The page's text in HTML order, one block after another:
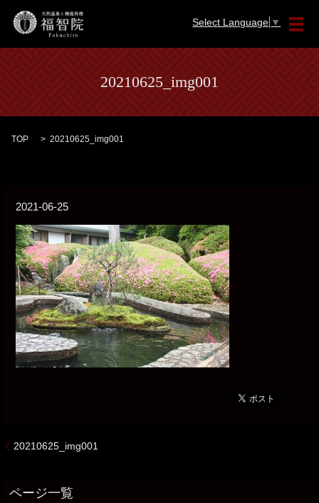
メ
Select Language ▼
20210625_img001
TOP 20210625_img001
2021-06-25
20210625_img001